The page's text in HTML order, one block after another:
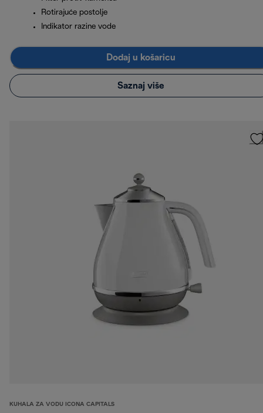
Rotirajuće postolje
Indikator razine vode
Dodaj u košaricu
Saznaj više
KUHALA ZA VODU ICONA CAPITALS